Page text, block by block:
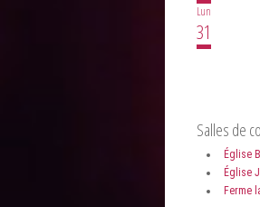
Lun
31
Salles de
Église
Église
Ferme